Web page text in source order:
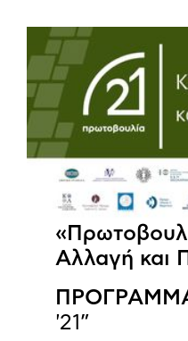
Αλλαγή και
'21”